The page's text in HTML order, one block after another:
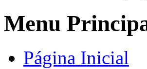
Menu
Página Inicial